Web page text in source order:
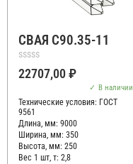
СВАЯ С90.35-11
Оценка
0
22707,00₽
В наличии
Технические условия: ГОСТ
9561
Длина, мм: 9000
Ширина, мм: 350
Высота, мм: 250
Вес 1 шт, т: 2,8